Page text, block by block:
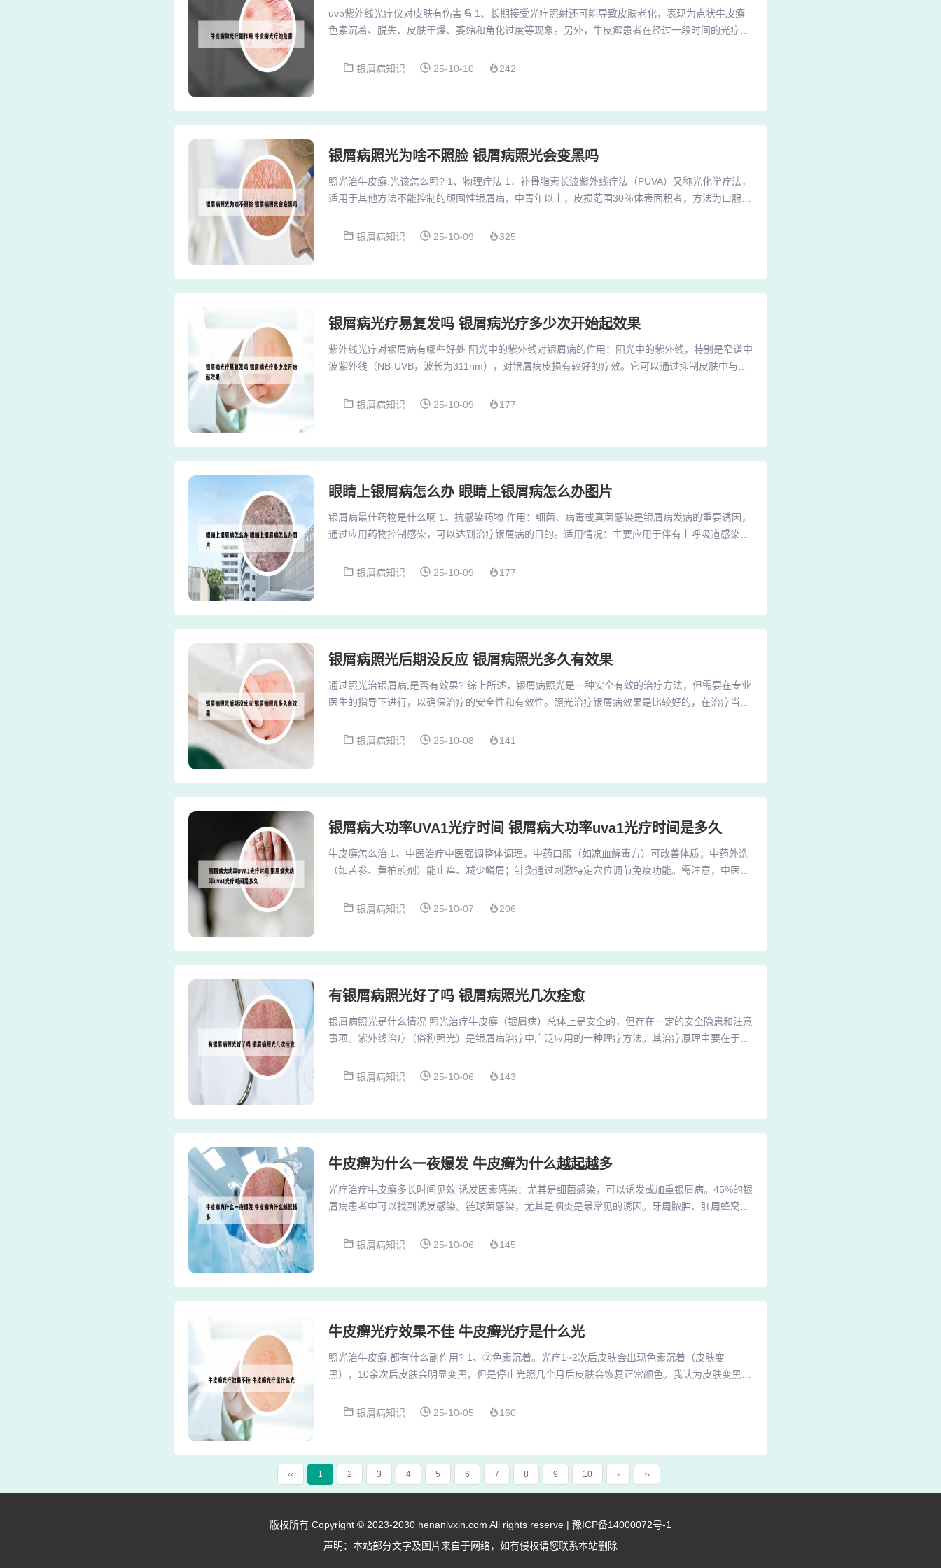
uvb紫外线光疗仪对皮肤有伤害吗 1、长期接受光疗照射还可能导致皮肤老化，表现为点状牛皮癣
色素沉着、脱失、皮肤干燥、萎缩和角化过度等现象。另外，牛皮癣患者在经过一段时间的光疗治
和食欲不佳等。2、安全性分析：紫外线光疗仪的光线接近太阳光，其工作原理是通过物理疗法对
银屑病知识 25-10-10 242
银屑病照光为啥不照脸 银屑病照光会变黑吗
照光治牛皮癣,光该怎么照? 1、物理疗法 1．补骨脂素长波紫外线疗法（PUVA）又称光化学疗法，
适用于其他方法不能控制的顽固性银屑病，中青年以上，皮损范围30％体表面积者，方法为口服8
应制定个性化的治疗方案，最大限度发挥其治疗作用，减少其累积照射剂量。综上所述，虽然照光
银屑病知识 25-10-09 325
银屑病光疗易复发吗 银屑病光疗多少次开始起效果
紫外线光疗对银屑病有哪些好处 阳光中的紫外线对银屑病的作用：阳光中的紫外线，特别是窄谱中
波紫外线（NB-UVB，波长为311nm），对银屑病皮损有较好的疗效。它可以通过抑制皮肤中与银
用机制：紫外线照射可以抑制表皮细胞DNA合成，从而减缓银屑病皮损的增殖速度。光化疗法还能
银屑病知识 25-10-09 177
眼睛上银屑病怎么办 眼睛上银屑病怎么办图片
银屑病最佳药物是什么啊 1、抗感染药物 作用：细菌、病毒或真菌感染是银屑病发病的重要诱因，
通过应用药物控制感染，可以达到治疗银屑病的目的。适用情况：主要应用于伴有上呼吸道感染的
头孢菌素等。2、角质促成剂：主要促进表皮细胞正常角化，适用于轻中度银屑病。常用药物包括
银屑病知识 25-10-09 177
银屑病照光后期没反应 银屑病照光多久有效果
通过照光治银屑病,是否有效果? 综上所述，银屑病照光是一种安全有效的治疗方法，但需要在专业
医生的指导下进行，以确保治疗的安全性和有效性。照光治疗银屑病效果是比较好的，在治疗当中
法相对比较麻烦一些，而且UVA穿到皮肤的深度会更深有可能会引起一些副作用。照光治疗牛皮癣
银屑病知识 25-10-08 141
银屑病大功率UVA1光疗时间 银屑病大功率uva1光疗时间是多久
牛皮癣怎么治 1、中医治疗中医强调整体调理，中药口服（如凉血解毒方）可改善体质；中药外洗
（如苦参、黄柏煎剂）能止痒、减少鳞屑；针灸通过刺激特定穴位调节免疫功能。需注意，中医治
下：药物治疗外用药物是首选方案，包括糖皮质激素（如氢化可的松）、维生素D3衍生物（如卡泊
银屑病知识 25-10-07 206
有银屑病照光好了吗 银屑病照光几次痊愈
银屑病照光是什么情况 照光治疗牛皮癣（银屑病）总体上是安全的，但存在一定的安全隐患和注意
事项。紫外线治疗（俗称照光）是银屑病治疗中广泛应用的一种理疗方法。其治疗原理主要在于紫
要的地位，一般照光治疗分为UVA治疗，也就是长波紫外线治疗，但是这种治疗的方法相对比较麻
银屑病知识 25-10-06 143
牛皮癣为什么一夜爆发 牛皮癣为什么越起越多
光疗治疗牛皮癣多长时间见效 诱发因素感染：尤其是细菌感染，可以诱发或加重银屑病。45%的银
屑病患者中可以找到诱发感染。链球菌感染，尤其是咽炎是最常见的诱因。牙周脓肿、肛周蜂窝织
中。也可引起脓疱型银屑病或加重斑块型银屑病。光疗 窄波UVB（311nm）：每周2-3次照射可抑
银屑病知识 25-10-06 145
牛皮癣光疗效果不佳 牛皮癣光疗是什么光
照光治牛皮癣,都有什么副作用? 1、②色素沉着。光疗1~2次后皮肤会出现色素沉着（皮肤变
黑），10余次后皮肤会明显变黑，但是停止光照几个月后皮肤会恢复正常颜色。我认为皮肤变黑并
其余的长期副作用很少。2、色素沉着：紫外线治疗还可能出现色素沉着，因此面部患者应进行必
银屑病知识 25-10-05 160
‹‹ 1 2 3 4 5 6 7 8 9 10 › ››
版权所有 Copyright © 2023-2030 henanlvxin.com All rights reserve | 豫ICP备14000072号-1
声明：本站部分文字及图片来自于网络，如有侵权请您联系本站删除